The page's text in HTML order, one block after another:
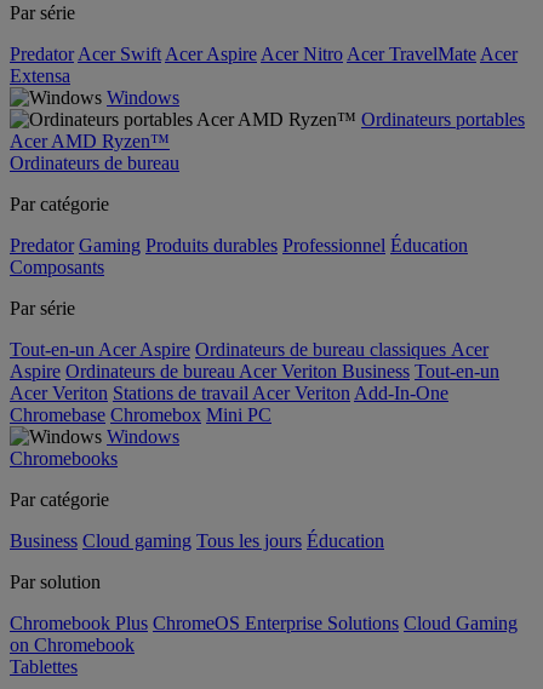
Par série
Predator Acer Swift Acer Aspire Acer Nitro Acer TravelMate Acer
Extensa
Windows
Ordinateurs portables
Acer AMD Ryzen™
Ordinateurs de bureau
Par catégorie
Predator Gaming Produits durables Professionnel Éducation
Composants
Par série
Tout-en-un Acer Aspire Ordinateurs de bureau classiques Acer
Aspire Ordinateurs de bureau Acer Veriton Business Tout-en-un
Acer Veriton Stations de travail Acer Veriton Add-In-One
Chromebase Chromebox Mini PC
Windows
Chromebooks
Par catégorie
Business Cloud gaming Tous les jours Éducation
Par solution
Chromebook Plus ChromeOS Enterprise Solutions Cloud Gaming
on Chromebook
Tablettes